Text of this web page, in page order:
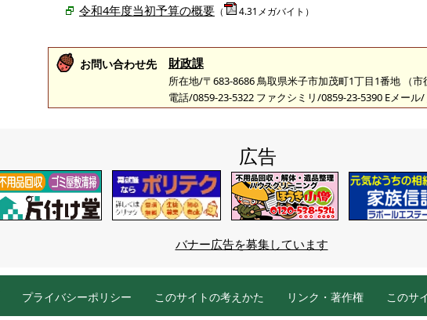
令和4年度当初予算の概要 （ 4.31メガバイト）
お問い合わせ先 財政課
所在地/〒683-8686 鳥取県米子市加茂町1丁目1番地 （市
電話/0859-23-5322 ファクシミリ/0859-23-5390 Eメール/
広告
バナー広告を募集しています
プライバシーポリシー このサイトの考えかた リンク・著作権 このサ